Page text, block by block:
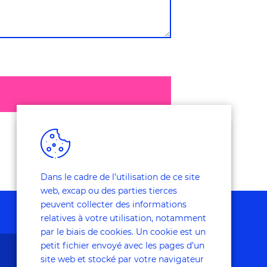
Dans le cadre de l’utilisation de ce site
web, excap ou des parties tierces
peuvent collecter des informations
relatives à votre utilisation, notamment
par le biais de cookies. Un cookie est un
petit fichier envoyé avec les pages d’un
site web et stocké par votre navigateur